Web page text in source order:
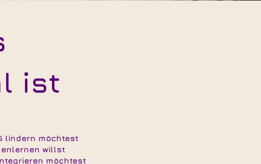
ist
lindern möchtest
willst
möchtest